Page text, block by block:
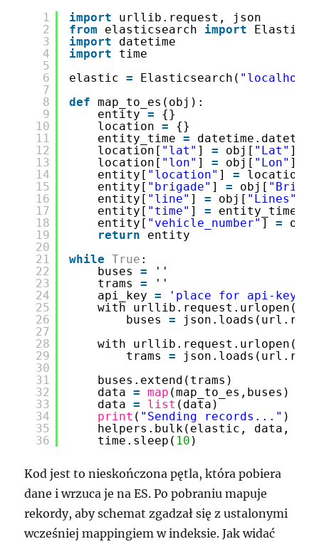
1
2
3
4
5
6
7
8
9
10
11
12
13
14
15
16
17
18
19
20
21
22
23
24
25
26
27
28
29
30
31
32
33
34
35
36
import
urllib.request, json
from
elasticsearch import
import
datetime
import
time
elastic = Elasticsearch( "localhost"
def
map_to_es(obj):
entity =
{}
location =
{}
entity_time =
location[ "lat" ] = obj[ "Lat" ]
location[ "lon" ] = obj[ "Lon" ]
entity[ "location" ] =
location
entity[ "brigade" ] = obj[
entity[ "line" ] = obj[ "Lines"
entity[ "time" ] =
entity[ "vehicle_number" ] = obj[
return
entity
while
True :
buses =
''
trams =
''
api_key =
'place for api-key'
with urllib.request.urlopen(
buses =
with urllib.request.urlopen(
trams =
buses.extend(trams)
data = map (map_to_es,buses)
data = list (data)
print ( "Sending records..." )
helpers.bulk(elastic, data,
time.sleep( 10 )
Kod jest to nieskończona pętla, która pobiera
dane i wrzuca je na ES. Po pobraniu mapuje
rekordy, aby schemat zgadzał się z ustalonymi
wcześniej mappingiem w indeksie. Jak widać